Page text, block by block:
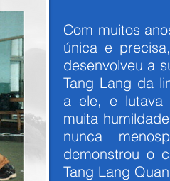
Com muitos
única e
desenvolveu a
Tang Lang da
a ele, e lutava
muita
nunca
demonstrou o
Tang Lang